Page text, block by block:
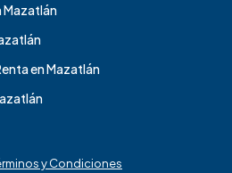
Mazatlán
en Mazatlán
y Condiciones